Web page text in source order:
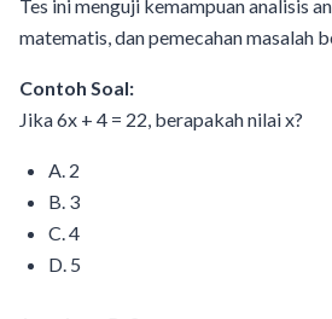
Tes ini menguji kemampuan analisis
matematis, dan pemecahan masalah
Contoh Soal:
Jika 6x + 4 = 22, berapakah nilai x?
A. 2
B. 3
C. 4
D. 5